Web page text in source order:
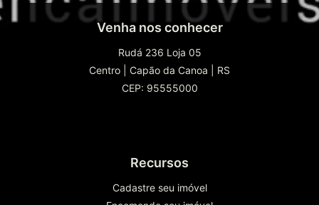
Venha nos conhecer
Rudá 236 Loja 05
Centro
Capão da Canoa
RS
CEP: 95555000
Recursos
Cadastre seu imóvel